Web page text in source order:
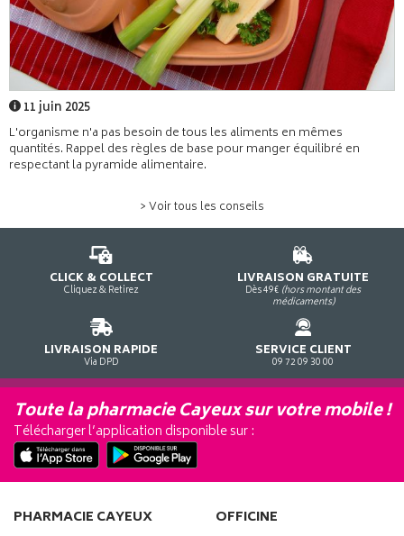
11 juin 2025
L'organisme n'a pas besoin de tous les aliments en mêmes
quantités. Rappel des règles de base pour manger équilibré en
respectant la pyramide alimentaire.
> Voir tous les conseils
CLICK & COLLECT
Cliquez & Retirez
LIVRAISON GRATUITE
Dès 49€ (hors montant des
médicaments)
LIVRAISON RAPIDE
Via DPD
SERVICE CLIENT
09 72 09 30 00
Toute la pharmacie Cayeux sur votre mobile !
Télécharger l’application disponible sur :
PHARMACIE CAYEUX OFFICINE